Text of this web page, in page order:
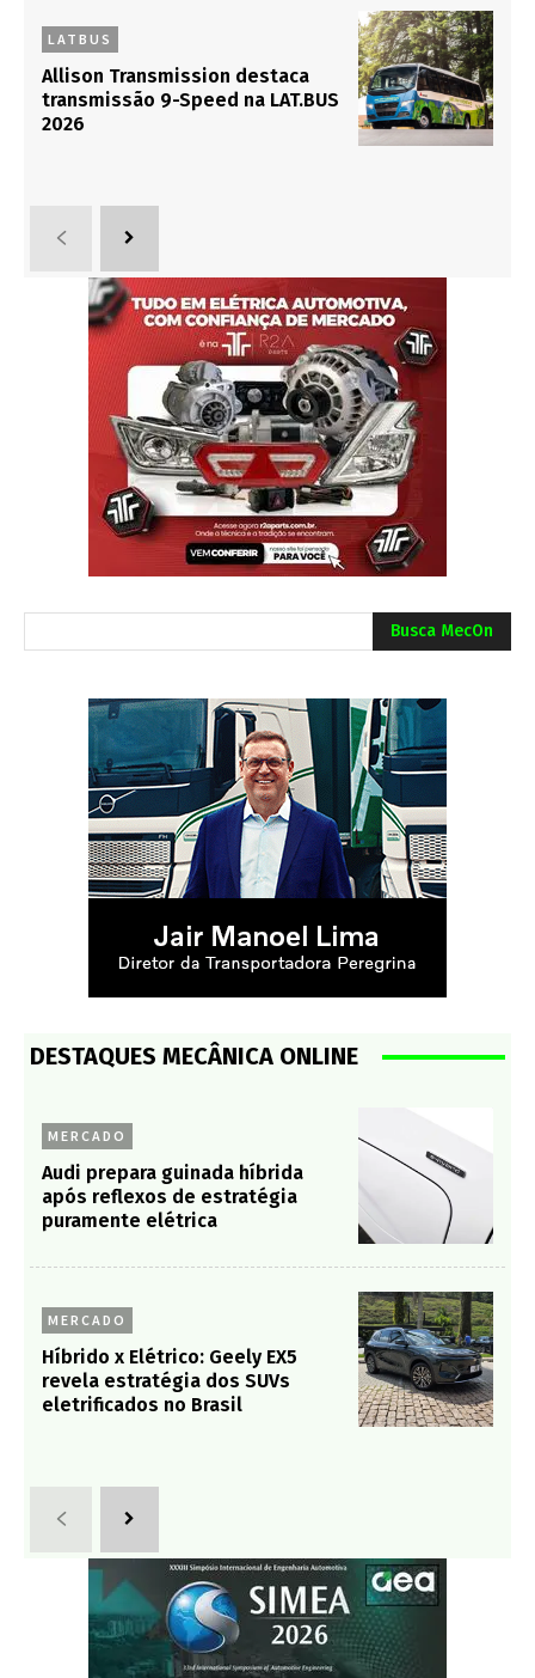
LATBUS
Allison Transmission destaca
transmissão 9-Speed na LAT.BUS
2026
Busca MecOn
DESTAQUES MECÂNICA ONLINE
MERCADO
Audi prepara guinada híbrida
após reflexos de estratégia
puramente elétrica
MERCADO
Híbrido x Elétrico: Geely EX5
revela estratégia dos SUVs
eletrificados no Brasil